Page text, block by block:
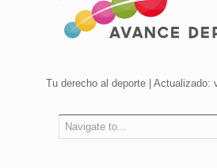
Tu derecho al deporte | Actualizado:
Navigate to...